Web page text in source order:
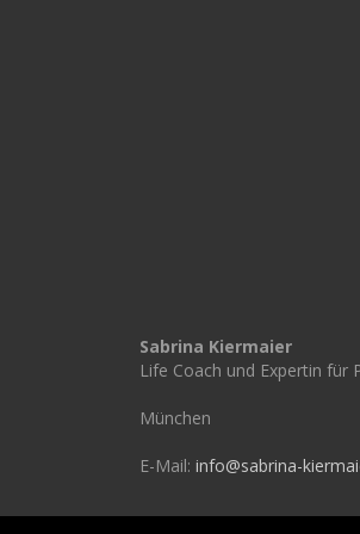
Sabrina Kiermaier
Life Coach und Expertin für
München
E-Mail: info@sabrina-